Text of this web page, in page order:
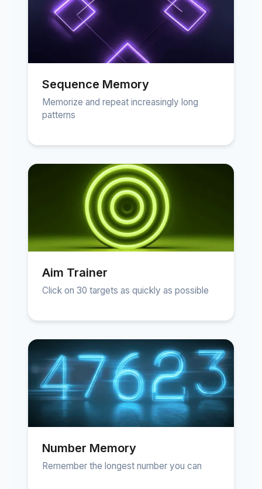
Sequence Memory
Memorize and repeat increasingly long
patterns
Aim Trainer
Click on 30 targets as quickly as possible
Number Memory
Remember the longest number you can